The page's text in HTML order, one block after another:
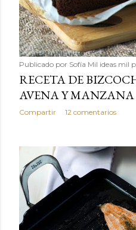
Publicado por Sofía Mil ideas mil
RECETA DE
AVENA Y MANZANA
Compartir 12 comentarios